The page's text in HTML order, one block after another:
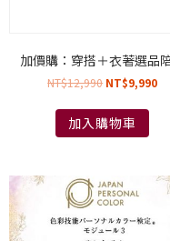
加價購：穿搭＋衣著選品
NT$12,990 NT$9,990
加入購物車